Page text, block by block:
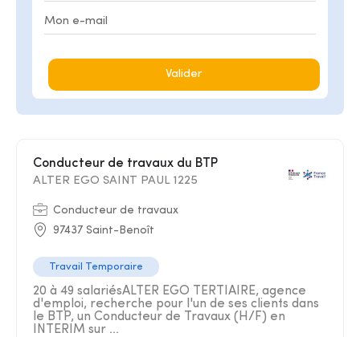
Valider
Conducteur de travaux du BTP
ALTER EGO SAINT PAUL 1225
Conducteur de travaux
97437 Saint-Benoît
Travail Temporaire
20 à 49 salariésALTER EGO TERTIAIRE, agence
d'emploi, recherche pour l'un de ses clients dans
le BTP, un Conducteur de Travaux (H/F) en
INTERIM sur ...